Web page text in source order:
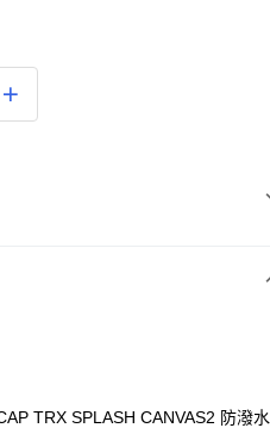
21家銀行
TRX SPLASH CANVAS2 防潑水